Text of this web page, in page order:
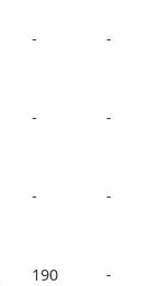
- -
- -
- -
190 -